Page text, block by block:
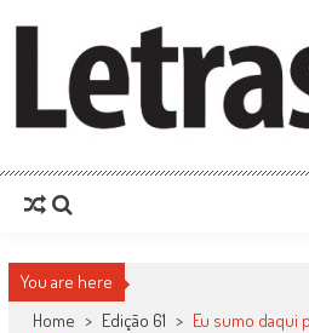
You are here
Home > Edição 61 > Eu sumo daqui